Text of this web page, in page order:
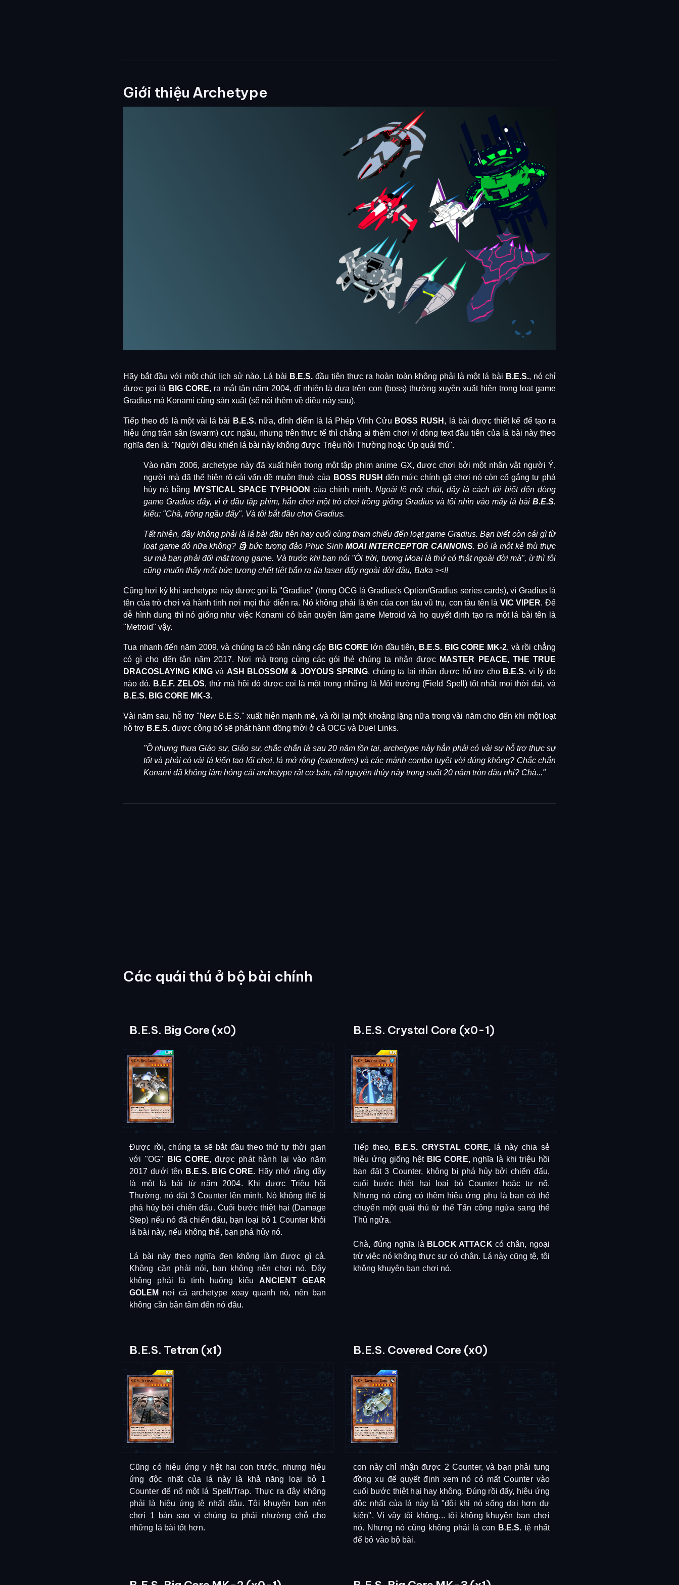
Giới thiệu Archetype
Hãy bắt đầu với một chút lịch sử nào. Lá bài B.E.S.đầu tiên thực ra hoàn toàn không phải là một lá bài B.E.S., nó chỉ
được gọi là BIG CORE, ra mắt tận năm 2004, dĩ nhiên là dựa trên con (boss) thường xuyên xuất hiện trong loạt game
Gradius mà Konami cũng sản xuất (sẽ nói thêm về điều này sau).
Tiếp theo đó là một vài lá bài B.E.S.nữa, đỉnh điểm là lá Phép Vĩnh Cửu BOSS RUSH , lá bài được thiết kế để tạo ra
hiệu ứng tràn sân (swarm) cực ngầu, nhưng trên thực tế thì chẳng ai thèm chơi vì dòng text đầu tiên của lá bài này theo
nghĩa đen là: "Người điều khiển lá bài này không được Triệu hồi Thường hoặc Úp quái thú".
Vào năm 2006, archetype này đã xuất hiện trong một tập phim anime GX, được chơi bởi một nhân vật người Ý,
người mà đã thể hiện rõ cái vấn đề muôn thuở của BOSS RUSH đến mức chính gã chơi nó còn cố gắng tự phá
hủy nó bằng
MYSTICAL SPACE TYPHOON của chính mình. Ngoài lề một chút, đây là cách tôi biết đến dòng
game Gradius đấy, vì ở đầu tập phim, hắn chơi một trò chơi trông giống Gradius và tôi nhìn vào mấy lá bài B.E.S.
kiểu: "Chà, trông ngầu đấy". Và tôi bắt đầu chơi Gradius.
Tất nhiên, đây không phải là lá bài đầu tiên hay cuối cùng tham chiếu đến loạt game Gradius. Bạn biết còn cái gì từ
loạt game đó nữa không? 🗿 bức tượng đảo Phục Sinh MOAI INTERCEPTOR CANNONS. Đó là một kẻ thù thực
sự mà bạn phải đối mặt trong game. Và trước khi bạn nói "Ôi trời, tượng Moai là thứ có thật ngoài đời mà", ừ thì tôi
cũng muốn thấy một bức tượng chết tiệt bắn ra tia laser đấy ngoài đời đâu, Baka ><!!
Cũng hơi kỳ khi archetype này được gọi là "Gradius" (trong OCG là Gradius's Option/Gradius series cards), vì Gradius là
tên của trò chơi và hành tinh nơi mọi thứ diễn ra. Nó không phải là tên của con tàu vũ trụ, con tàu tên là VIC VIPER. Để
dễ hình dung thì nó giống như việc Konami có bản quyền làm game Metroid và họ quyết định tạo ra một lá bài tên là
"Metroid" vậy.
Tua nhanh đến năm 2009, và chúng ta có bản nâng cấp BIG CORE lớn đầu tiên, B.E.S. BIG CORE MK-2, và rồi chẳng
có gì cho đến tận năm 2017. Nơi mà trong cùng các gói thẻ chúng ta nhận được MASTER PEACE, THE TRUE
DRACOSLAYING KINGvà ASH BLOSSOM & JOYOUS SPRING, chúng ta lại nhận được hỗ trợ cho B.E.S. vì lý do
nào đó. B.E.F. ZELOS, thứ mà hồi đó được coi là một trong những lá Môi trường (Field Spell) tốt nhất mọi thời đại, và
B.E.S. BIG CORE MK-3.
Vài năm sau, hỗ trợ "New B.E.S." xuất hiện mạnh mẽ, và rồi lại một khoảng lặng nữa trong vài năm cho đến khi một loạt
hỗ trợ B.E.S. được công bố sẽ phát hành đồng thời ở cả OCG và Duel Links.
"Ồ nhưng thưa Giáo sư, Giáo sư, chắc chắn là sau 20 năm tồn tại, archetype này hẳn phải có vài sự hỗ trợ thực sự
tốt và phải có vài lá kiến tạo lối chơi, lá mở rộng (extenders) và các mảnh combo tuyệt vời đúng không? Chắc chắn
Konami đã không làm hỏng cái archetype rất cơ bản, rất nguyên thủy này trong suốt 20 năm tròn đâu nhỉ? Chà..."
Các quái thú ở bộ bài chính
B.E.S. Big Core (x0)
Được rồi, chúng ta sẽ bắt đầu theo thứ tự thời gian
với "OG"
BIG CORE, được phát hành lại vào năm
2017 dưới tên B.E.S. BIG CORE. Hãy nhớ rằng đây
là một lá bài từ năm 2004. Khi được Triệu hồi
Thường, nó đặt 3 Counter lên mình. Nó không thể bị
phá hủy bởi chiến đấu. Cuối bước thiệt hại (Damage
Step) nếu nó đã chiến đấu, bạn loại bỏ 1 Counter khỏi
lá bài này, nếu không thể, bạn phá hủy nó.
Lá bài này theo nghĩa đen không làm được gì cả.
Không cần phải nói, bạn không nên chơi nó. Đây
không phải là tình huống kiểu ANCIENT GEAR
GOLEM
nơi cả archetype xoay quanh nó, nên bạn
không cần bận tâm đến nó đâu.
B.E.S. Crystal Core (x0-1)
Tiếp theo, B.E.S. CRYSTAL CORE,lá này chia sẻ
hiệu ứng giống hệt BIG CORE, nghĩa là khi triệu hồi
bạn đặt 3 Counter, không bị phá hủy bởi chiến đấu,
cuối bước thiệt hại loại bỏ Counter hoặc tự nổ.
Nhưng nó cũng có thêm hiệu ứng phụ là bạn có thể
chuyển một quái thú từ thế Tấn công ngửa sang thế
Thủ ngửa.
Chà, đúng nghĩa là BLOCK ATTACK có chân, ngoại
trừ việc nó không thực sự có chân. Lá này cũng tệ, tôi
không khuyên bạn chơi nó.
B.E.S. Tetran (x1)
Cũng có hiệu ứng y hệt hai con trước, nhưng hiệu
ứng độc nhất của lá này là khả năng loại bỏ 1
Counter để nổ một lá Spell/Trap. Thực ra đây không
phải là hiệu ứng tệ nhất đâu. Tôi khuyên bạn nên
chơi 1 bản sao vì chúng ta phải nhường chỗ cho
những lá bài tốt hơn.
B.E.S. Covered Core (x0)
con này chỉ nhận được 2 Counter, và bạn phải tung
đồng xu để quyết định xem nó có mất Counter vào
cuối bước thiệt hại hay không. Đúng rồi đấy, hiệu ứng
độc nhất của lá này là "đôi khi nó sống dai hơn dự
kiến". Vì vậy tôi không... tôi không khuyên bạn chơi
nó. Nhưng nó cũng không phải là con B.E.S. tệ nhất
để bỏ vào bộ bài.